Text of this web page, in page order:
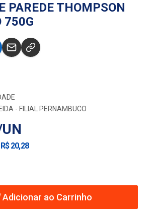
PAREDE THOMPSON
750G
- FILIAL PERNAMBUCO
20,28
Adicionar ao Carrinho